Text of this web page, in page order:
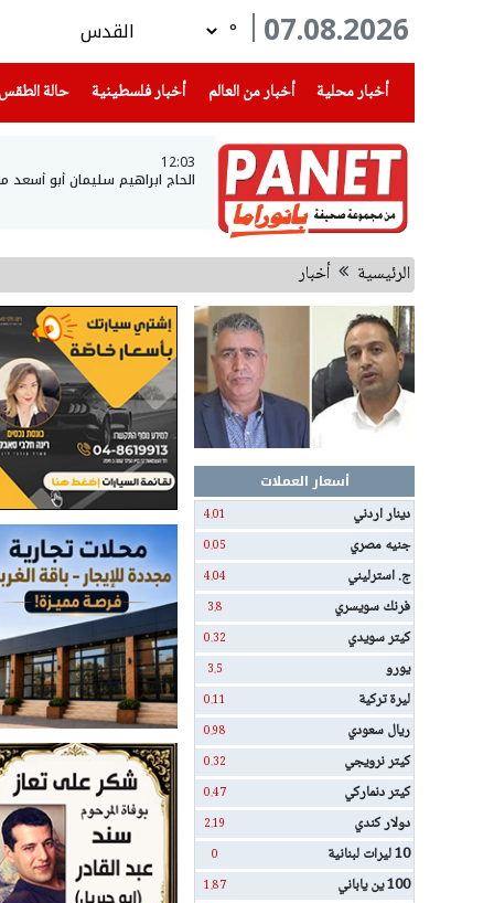
07.08.2026
°
أخبار محلية
(current) أخبار من العالم أخبار فلسطينية(current) حالة الطقس
12:03
الحاج ابراهيم سليمان أبو
الرئيسية أخبار
أسعار العملات
دينار اردني
4.01
جنيه مصري 0.05
ج. استرليني 4.04
فرنك سويسري 3.8
كيتر سويدي 0.32
يورو 3.5
ليرة تركية 0.11
ريال سعودي 0.98
كيتر نرويجي 0.32
كيتر دنماركي 0.47
دولار كندي 2.19
10 ليرات لبنانية 0
100 ين ياباني 1.87